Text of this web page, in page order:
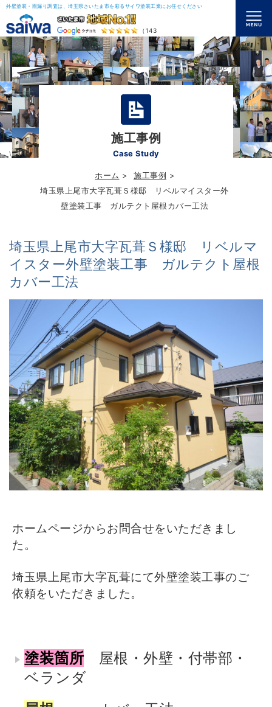
外壁塗装・雨漏り調査は、埼玉県さいたま市を彩るサイワ塗装工業にお任せください
（143）
施工事例
Case Study
ホーム
施工事例
埼玉県上尾市大字瓦葺Ｓ様邸 リベルマイスター外
壁塗装工事 ガルテクト屋根カバー工法
埼玉県上尾市大字瓦葺Ｓ様邸 リベルマ
イスター外壁塗装工事 ガルテクト屋根
カバー工法
ホームページからお問合せをいただきまし
た。
埼玉県上尾市大字瓦葺にて外壁塗装工事のご
依頼をいただきました。
塗装箇所 屋根・外壁・付帯部・
ベランダ